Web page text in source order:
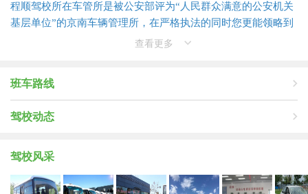
程顺驾校所在车管所是被公安部评为“人民群众满意的公安机关
基层单位”的京南车辆管理所，在严格执法的同时您更能领略到
进、伴您度过一段值得回忆的人生历程!
查看更多
班车路线
驾校动态
驾校风采